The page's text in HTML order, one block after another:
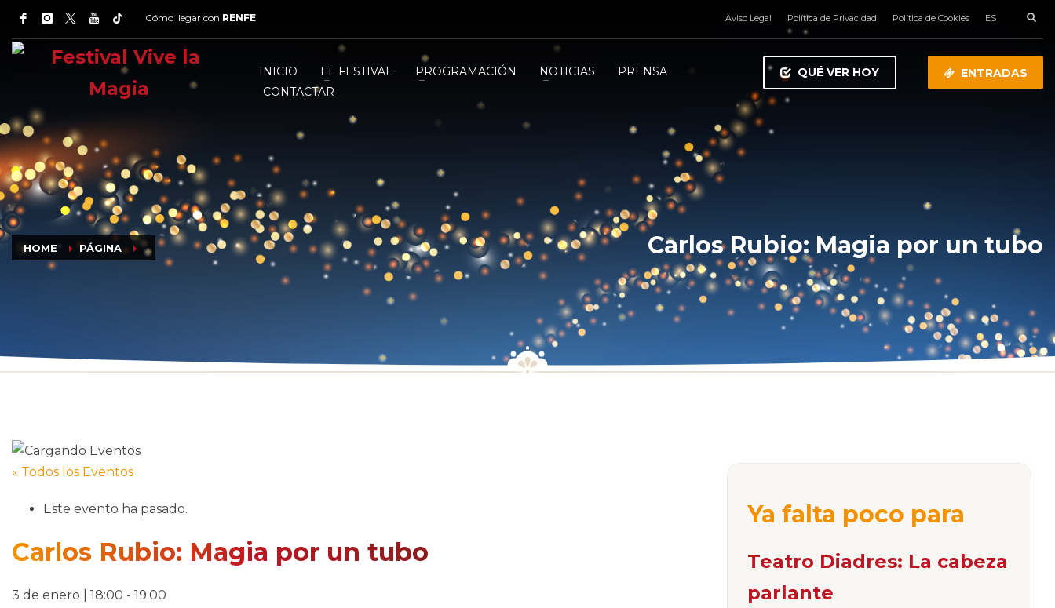
Cómo llegar con RENFE Aviso Legal Política de Privacidad Política de Cookies ES
INICIO EL FESTIVAL PROGRAMACIÓN NOTICIAS
PRENSA
CONTACTAR
QUÉ VER HOY ENTRADAS
HOME PÁGINA Carlos Rubio: Magia por un tubo
« Todos los Eventos
Este evento ha pasado.
Carlos Rubio: Magia por un tubo
3 de enero | 18:00 - 19:00
Ya falta poco para
Teatro Diadres: La cabeza
parlante